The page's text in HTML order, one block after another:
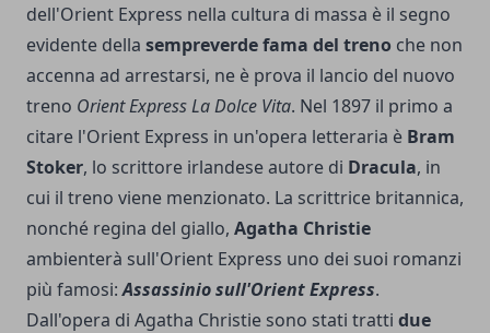
dell'Orient Express nella cultura di massa è il segno
evidente della sempreverde fama del treno che non
accenna ad arrestarsi, ne è prova il lancio del nuovo
treno Orient Express La Dolce Vita. Nel 1897 il primo a
citare l'Orient Express in un'opera letteraria è Bram
Stoker, lo scrittore irlandese autore di Dracula, in
cui il treno viene menzionato. La scrittrice britannica,
nonché regina del giallo, Agatha Christie
ambienterà sull'Orient Express uno dei suoi romanzi
più famosi:Assassinio sull'Orient Express.
Dall'opera di Agatha Christie sono stati tratti due